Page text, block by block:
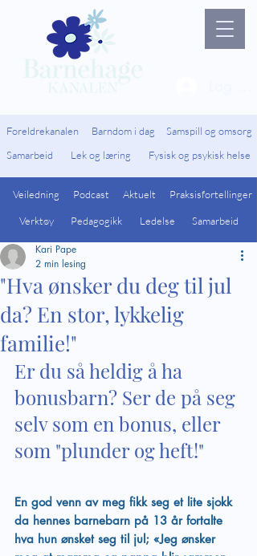
Foreldrekanalen Barndom i dag
Samspill og omsorg
Samarbeid
Lek og læring Fysisk og psykisk helse
Veiledning
Verktøy
Podcast
Pedagogikk
Aktuelt Praksisfortellinger
Ledelse Samarbeid
"Hva ønsker du deg til jul
da? En stor, lykkelig
familie!"
Kari Pape
2 min lesing
Er du så heldig å ha
bonusbarn? Ser de på seg
selv som en bonus, eller
som "plunder og heft!"
En god venn av meg fikk seg et lite sjokk
da hennes barnebarn på 13 år fortalte
hva hun ønsket seg til jul; «Jeg ønsker